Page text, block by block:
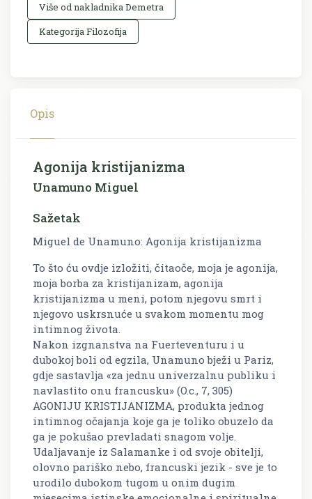
Više od nakladnika Demetra
Kategorija Filozofija
Opis
Agonija kristijanizma
Unamuno Miguel
Sažetak
Miguel de Unamuno: Agonija kristijanizma
To što ću ovdje izložiti, čitaoče, moja je agonija,
moja borba za kristijanizam, agonija
kristijanizma u meni, potom njegovu smrt i
njegovo uskrsnuće u svakom momentu mog
intimnog života.
Nakon izgnanstva na Fuerteventuru i u
dubokoj boli od egzila, Unamuno bježi u Pariz,
gdje sastavlja «za jednu univerzalnu publiku i
navlastito onu francusku» (O.c., 7, 305)
AGONIJU KRISTIJANIZMA, produkta jednog
intimnog očajanja koje ga je toliko obuzelo da
ga je pokušao prevladati snagom volje.
Udaljavanje iz Salamanke i od svoje obitelji,
olovno pariško nebo, francuski jezik - sve je to
urodilo dubokom tugom u onim dugim